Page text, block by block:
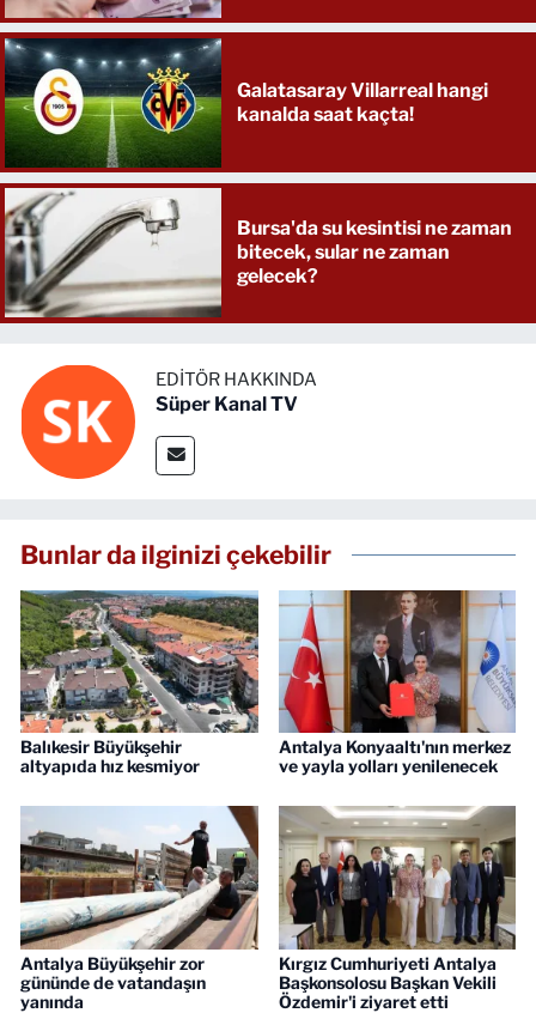
Galatasaray Villarreal hangi
kanalda saat kaçta!
Bursa'da su kesintisi ne zaman
bitecek, sular ne zaman
gelecek?
EDITÖR HAKKINDA
Süper Kanal TV
Bunlar da ilginizi çekebilir
Balıkesir Büyükşehir
altyapıda hız kesmiyor
Antalya Konyaaltı'nın merkez
ve yayla yolları yenilenecek
Antalya Büyükşehir zor
gününde de vatandaşın
yanında
Kırgız Cumhuriyeti Antalya
Başkonsolosu Başkan Vekili
Özdemir'i ziyaret etti